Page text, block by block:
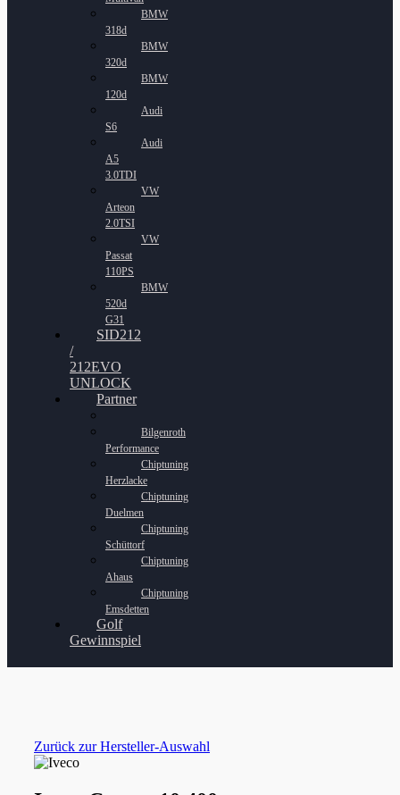
BMW
318d
BMW
320d
BMW
120d
Audi
S6
Audi
A5
3.0TDI
VW
Arteon
2.0TSI
VW
Passat
110PS
BMW
520d
G31
SID212
/
212EVO
UNLOCK
Partner
Bilgenroth
Performance
Chiptuning
Herzlacke
Chiptuning
Duelmen
Chiptuning
Schüttorf
Chiptuning
Ahaus
Chiptuning
Emsdetten
Golf
Gewinnspiel
Zurück zur Hersteller-Auswahl